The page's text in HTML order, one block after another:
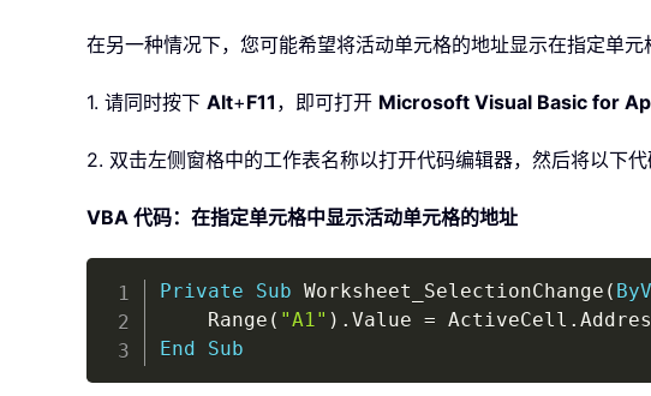
在另一种情况下，您可能希望将活动单元格的地址显示在指定单
1. 请同时按下 Alt+F11 ，即可打开 Microsoft Visual Basic for
2. 双击左侧窗格中的工作表名称以打开代码编辑器，然后将以下代
VBA 代码：在指定单元格中显示活动单元格的地址
Private Sub Worksheet_SelectionChange (
	Range
( "A1" ) . Value = ActiveCell .
End
Sub